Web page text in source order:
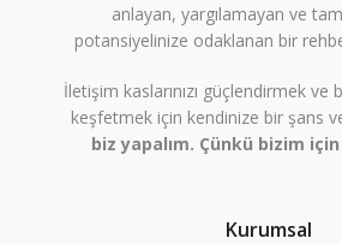
anlayan, yargılamayan ve
potansiyelinize odaklanan bir
İletişim kaslarınızı güçlendirmek ve
keşfetmek için kendinize bir şans
biz yapalım. Çünkü bizim
Kurumsal